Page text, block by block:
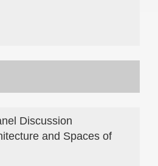
Discussion
and Spaces of